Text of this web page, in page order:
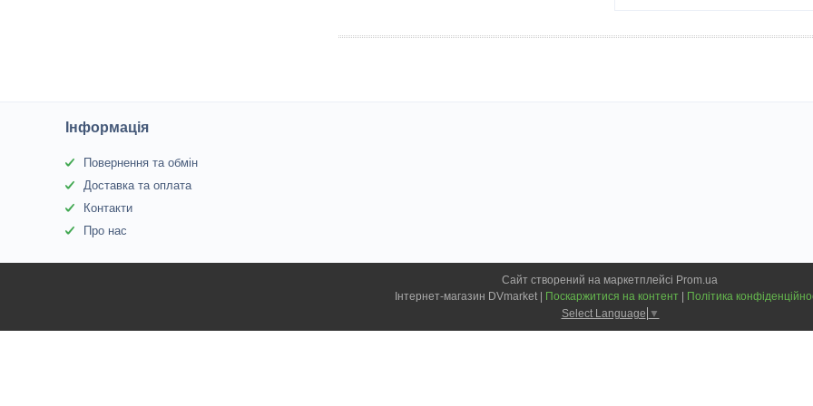
Інформація
Повернення та обмін
Доставка та оплата
Контакти
Про нас
Сайт створений на маркетплейсі Prom.ua
Поскаржитися на контент
Політика
Select Language ▼